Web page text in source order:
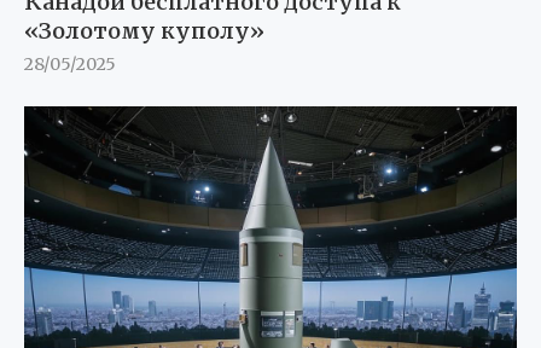
«Золотому куполу»
28/05/2025